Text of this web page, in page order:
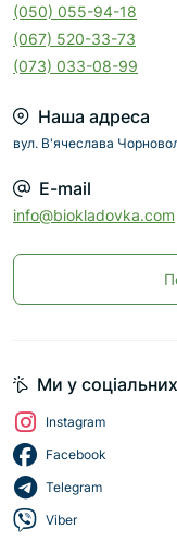
(050) 055-94-18
(067) 520-33-73
(073) 033-08-99
Наша адреса
вул. В'ячеслава
E-mail
info@biokladovka.com
Ми у
Instagram
Facebook
Telegram
Viber